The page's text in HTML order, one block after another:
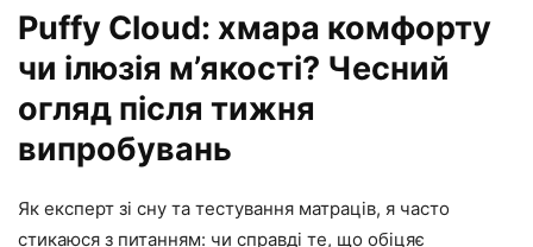
Puffy Cloud: хмара комфорту
чи ілюзія м’якості? Чесний
огляд після тижня
випробувань
Як експерт зі сну та тестування матраців, я часто
стикаюся з питанням: чи справді те, що обіцяє